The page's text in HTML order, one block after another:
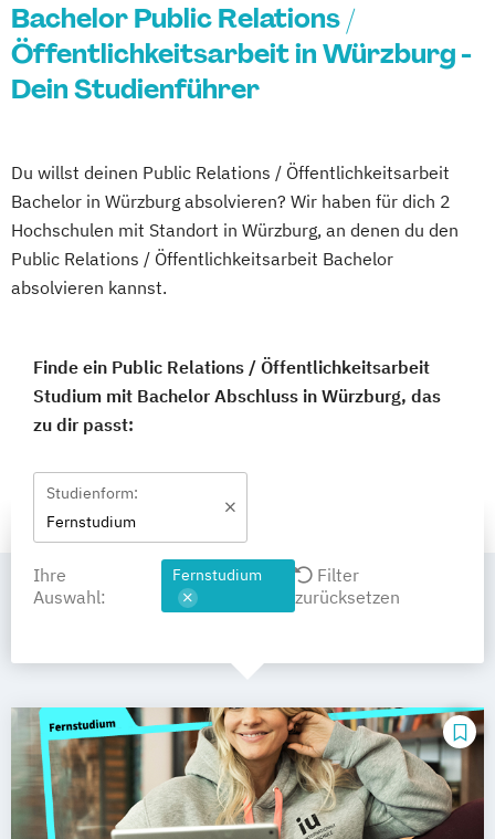
Bachelor Public Relations /
Öffentlichkeitsarbeit in Würzburg -
Dein Studienführer
Du willst deinen Public Relations / Öffentlichkeitsarbeit
Bachelor in Würzburg absolvieren? Wir haben für dich 2
Hochschulen mit Standort in Würzburg, an denen du den
Public Relations / Öffentlichkeitsarbeit Bachelor
absolvieren kannst.
Finde ein Public Relations / Öffentlichkeitsarbeit
Studium mit Bachelor Abschluss in Würzburg, das
zu dir passt:
Studienform:
Fernstudium
Ihre
Auswahl:
Fernstudium
Filter
zurücksetzen